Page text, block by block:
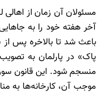
مسئولان آن زمان از
آخر هفته خود را به
پاک» در پارلمان به
منسجم شود. این قانون
موجب آن، کارخانه‌ها به